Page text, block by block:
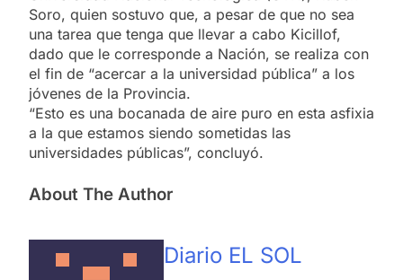
Soro, quien sostuvo que, a pesar de que no sea
una tarea que tenga que llevar a cabo Kicillof,
dado que le corresponde a Nación, se realiza con
el fin de “acercar a la universidad pública” a los
jóvenes de la Provincia.
“Esto es una bocanada de aire puro en esta asfixia
a la que estamos siendo sometidas las
universidades públicas”, concluyó.
About The Author
Diario EL SOL